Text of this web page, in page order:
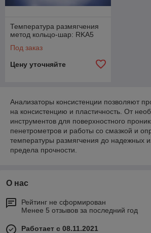
Температура размягчения
метод кольцо-шар: RKA5
Под заказ
Цену уточняйте
Анализаторы консистенции позволяют
на консистенцию и пластичность. От
инструментов для поверхностного
пенетрометров и работы со смазкой и
температуры размягчения до надежных
предела прочности.
О нас
Рейтинг не сформирован
Менее 5 отзывов за последний год
Работает с 08.11.2021